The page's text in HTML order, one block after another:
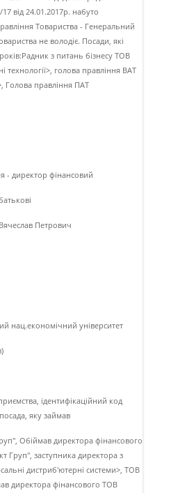
вiд 24.01.2017р. набуто
Товариства - Генеральний
не володiє. Посади, якi
з питань бiзнесу ТОВ
технологiї>, голова правлiння ВАТ
Голова правлiння ПАТ
фiнансовий
Петрович
унiверситет
ідентифікаційний код
яку займав
Обiймав директора фiнансового
Груп", заступника директора з
дистриб'ютернi системи>, ТОВ
директора фiнансового ТОВ